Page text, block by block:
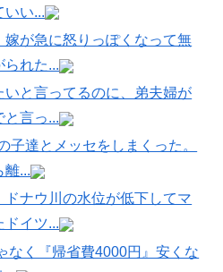
いい...
嫁が急に怒りっぽくなって無
られた...
いと言ってるのに、弟夫婦が
と言っ...
子達とメッセをしまくった。
離...
ナウ川の水位が低下してマ
ドイツ...
なく『帰省費4000円』安くな